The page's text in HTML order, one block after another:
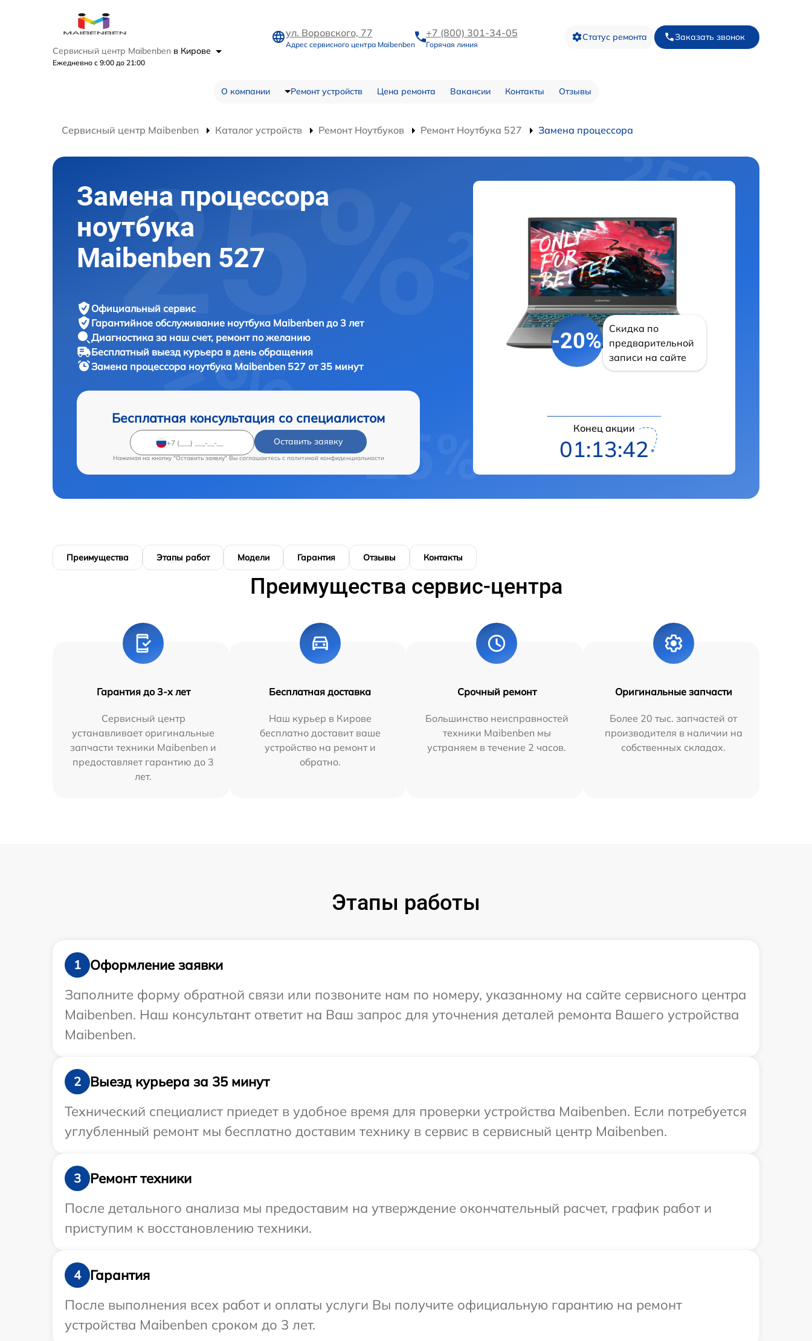
Сервисный центр Maibenben в Кирове
Ежедневно с 9:00 до 21:00
ул. Воровского, 77
Адрес сервисного центра Maibenben
+7 (800) 301-34-05
Горячая линия
Статус ремонта Заказать звонок
О компании Ремонт устройств Цена ремонта Вакансии Контакты Отзывы
Сервисный центр Maibenben Каталог устройств Ремонт Ноутбуков Ремонт Ноутбука 527 Замена процессора
Замена процессора
ноутбука
Maibenben 527
Официальный сервис
Гарантийное обслуживание ноутбука Maibenben до 3 лет
Диагностика за наш счет, ремонт по желанию
Бесплатный выезд курьера в день обращения
Замена процессора ноутбука Maibenben 527 от 35 минут
Бесплатная консультация со специалистом
Оставить заявку
Нажимая на кнопку "Оставить заявку" Вы соглашаетесь c политикой конфиденциальности
-20%
Скидка по
предварительной
записи на сайте
Конец акции
01:13:41
Преимущества Этапы работ Модели Гарантия Отзывы Контакты
Преимущества сервис-центра
Гарантия до 3-х лет
Сервисный центр
устанавливает оригинальные
запчасти техники Maibenben и
предоставляет гарантию до 3
лет.
Бесплатная доставка
Наш курьер в Кирове
бесплатно доставит ваше
устройство на ремонт и
обратно.
Срочный ремонт
Большинство неисправностей
техники Maibenben мы
устраняем в течение 2 часов.
Оригинальные запчасти
Более 20 тыс. запчастей от
производителя в наличии на
собственных складах.
Этапы работы
1
Оформление заявки
Заполните форму обратной связи или позвоните нам по номеру, указанному на сайте сервисного центра
Maibenben. Наш консультант ответит на Ваш запрос для уточнения деталей ремонта Вашего устройства
Maibenben.
2
Выезд курьера за 35 минут
Технический специалист приедет в удобное время для проверки устройства Maibenben. Если потребуется
углубленный ремонт мы бесплатно доставим технику в сервис в сервисный центр Maibenben.
3
Ремонт техники
После детального анализа мы предоставим на утверждение окончательный расчет, график работ и
приступим к восстановлению техники.
4
Гарантия
После выполнения всех работ и оплаты услуги Вы получите официальную гарантию на ремонт
устройства Maibenben сроком до 3 лет.